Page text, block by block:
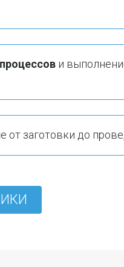
и
от заготовки до